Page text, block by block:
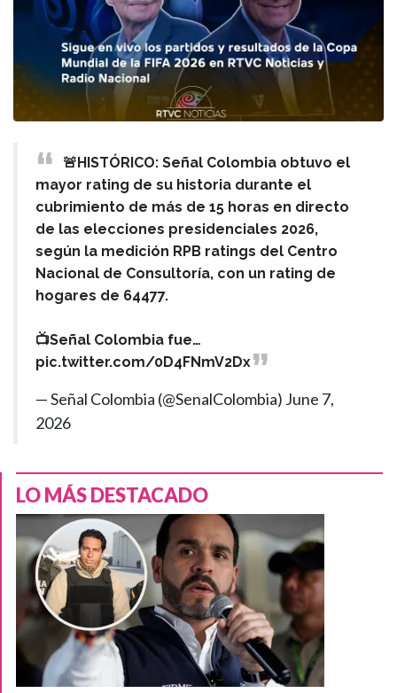
🚨HISTÓRICO: Señal Colombia obtuvo el
mayor rating de su historia durante el
cubrimiento de más de 15 horas en directo
de las elecciones presidenciales 2026,
según la medición RPB ratings del Centro
Nacional de Consultoría, con un rating de
hogares de 64477.
📺Señal Colombia fue…
pic.twitter.com/0D4FNmV2Dx
— Señal Colombia (@SenalColombia) June 7,
2026
LO MÁS DESTACADO